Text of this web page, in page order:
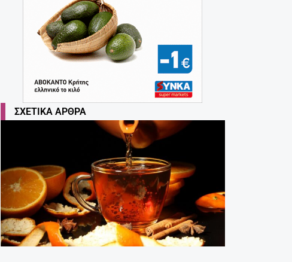
ΣΧΕΤΙΚΆ ΆΡΘΡΑ